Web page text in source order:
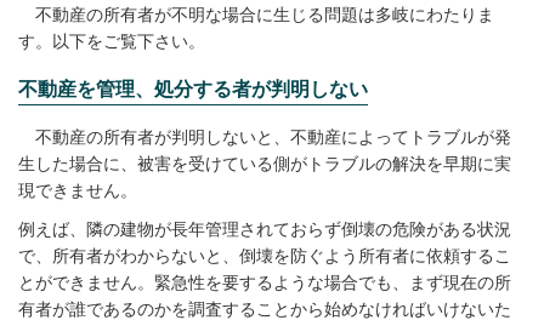
不動産の所有者が不明な場合に生じる問題は多岐にわたりま
す。以下をご覧下さい。
不動産を管理、処分する者が判明しない
不動産の所有者が判明しないと、不動産によってトラブルが発
生した場合に、被害を受けている側がトラブルの解決を早期に実
現できません。
例えば、隣の建物が長年管理されておらず倒壊の危険がある状況
で、所有者がわからないと、倒壊を防ぐよう所有者に依頼するこ
とができません。緊急性を要するような場合でも、まず現在の所
有者が誰であるのかを調査することから始めなければいけないた